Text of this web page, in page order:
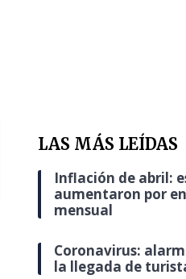
LAS MÁS LEÍDAS
Inflación de abril:
aumentaron por
mensual
Coronavirus:
la llegada de